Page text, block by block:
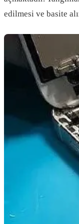
edilmesi ve basite